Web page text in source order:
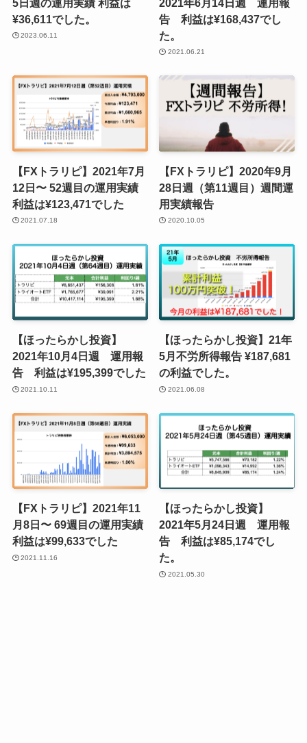
¥36,611でした。
2023.06.11
告 利益は¥168,437でし
た。
2021.06.21
【FXトラリピ】2021年7月
12日〜 52週目の運用実績
利益は¥123,471でした
2021.07.18
【FXトラリピ】2020年9月
28日週（第11週目）週間運
用実績報告
2020.10.05
【ほったらかし投資】
2021年10月4日週 運用報
告 利益は¥195,399でした
2021.10.11
【ほったらかし投資】21年
5月不労所得報告 ¥187,681
の利益でした。
2021.06.08
【FXトラリピ】2021年11
月8日〜 69週目の運用実績
利益は¥99,633でした
2021.11.16
【ほったらかし投資】
2021年5月24日週 運用報
告 利益は¥85,174でし
た。
2021.05.30